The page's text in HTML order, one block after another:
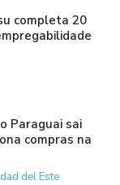
completa 20
Paraguai sai
compras na
del Este